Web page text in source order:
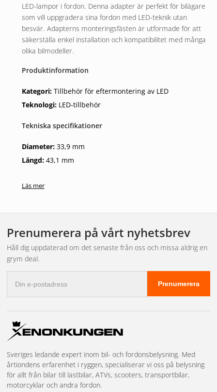
LED-lampor i fordon. Denna adapter är perfekt för bilägare
som vill uppgradera sina fordon med LED-teknik utan
besvär. Adapterns monteringsfästen är utformade för att
säkerställa enkel installation och kompatibilitet med många
olika bilmodeller.
Produktinformation
Kategori:Tillbehör för eftermontering av LED
Teknologi:LED-tillbehör
Tekniska specifikationer
Diameter:33,9 mm
Längd:43,1 mm
Med en garanti på 3 år erbjuder LEDriving Adapter inte bara
kvalitet utan också långvarig tillförlitlighet och prestanda.
Användarvänlig och flexibel
tillbehör för att garantera optimal prestanda och säkerhet.
Mercedes
– B-class (W242, W246) 2011-2018
– C-class (W205/S205) 2014-2018
– GLA 245 G (C117, X117) 2019-
– GLA (X156) 2013-2020
Läs mer
Prenumerera på vårt nyhetsbrev
Håll dig uppdaterad om det senaste från oss och missa aldrig en
grym deal.
postadress
Prenumerera
Sveriges ledande expert inom bil- och fordonsbelysning. Med
årtiondens erfarenhet i ryggen, specialiserar vi oss på belysning
för allt från bilar till lastbilar, ATVs, scooters, transportbilar,
motorcyklar och andra fordon.